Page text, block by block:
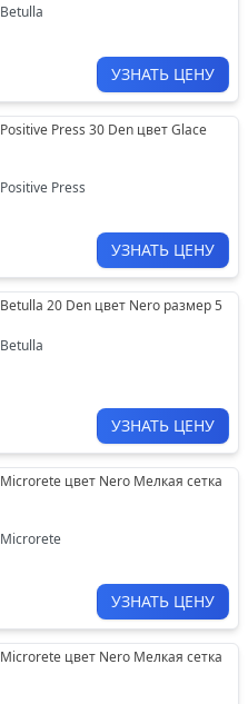
Betulla
УЗНАТЬ ЦЕНУ
Press 30 Den цвет Glace
Positive Press
УЗНАТЬ ЦЕНУ
20 Den цвет Nero размер 5
Betulla
УЗНАТЬ ЦЕНУ
цвет Nero Мелкая сетка
Microrete
УЗНАТЬ ЦЕНУ
цвет Nero Мелкая сетка